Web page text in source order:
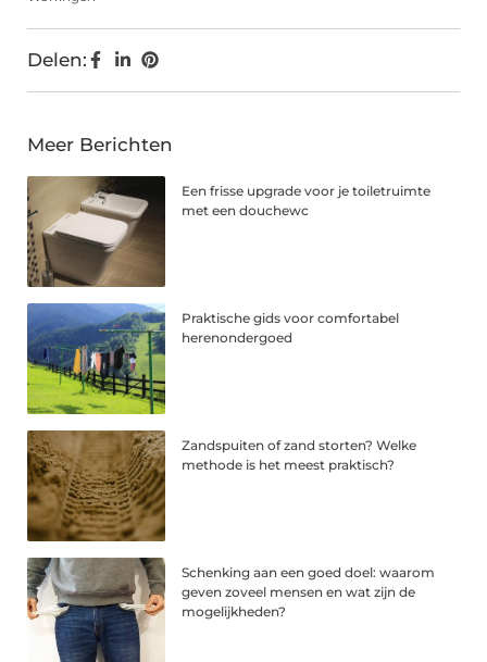
Delen:
Meer Berichten
Een frisse upgrade voor je toiletruimte
met een douchewc
Praktische gids voor comfortabel
herenondergoed
Zandspuiten of zand storten? Welke
methode is het meest praktisch?
Schenking aan een goed doel: waarom
geven zoveel mensen en wat zijn de
mogelijkheden?